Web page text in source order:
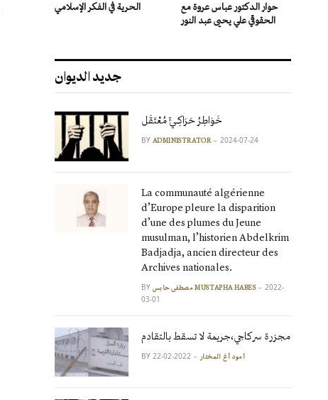
الحرية في الفكر الإسلامي
حوار الدكتور عباس عروة مع
الحقوقي علي يحيى عبد النور
جديد الديوان
خَوَاطِرُ حَرَاكِـيٍّ مُعْتَقَل
BY ADMINISTRATOR 2024-07-24
La communauté algérienne
d’Europe pleure la disparition
d’une des plumes du Jeune
musulman, l’historien Abdelkrim
Badjadja, ancien directeur des
Archives nationales.
BY مصطفى حابس MUSTAPHA HABES
2022-
03-01
مجزرة سركاجي،جريمة لا تسقط بالتقادم
BY آمود أغ المختار 2022-02-22